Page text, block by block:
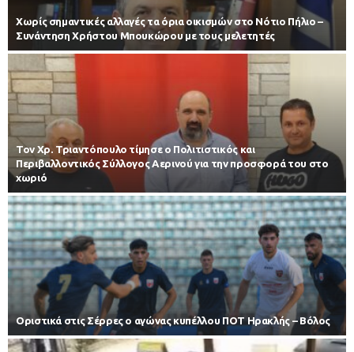
Χωρίς σημαντικές αλλαγές τα όρια οικισμών στο Νότιο Πήλιο –
Συνάντηση Χρήστου Μπουκώρου με τους μελετητές
Τον Χρ. Τριαντόπουλο τίμησε ο Πολιτιστικός και
Περιβαλλοντικός Σύλλογος Αερινού για την προσφορά του στο
χωριό
Οριστικά στις Σέρρες ο αγώνας κυπέλλου ΠΟΤ Ηρακλής – Βόλος